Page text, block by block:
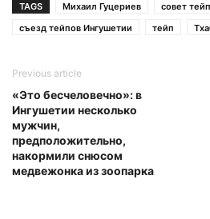
TAGS Михаил Гуцериев
совет
съезд тейпов Ингушетии
тейп
Previous article
«Это бесчеловечно»: в
Ингушетии несколько
мужчин,
предположительно,
накормили снюсом
медвежонка из зоопарка